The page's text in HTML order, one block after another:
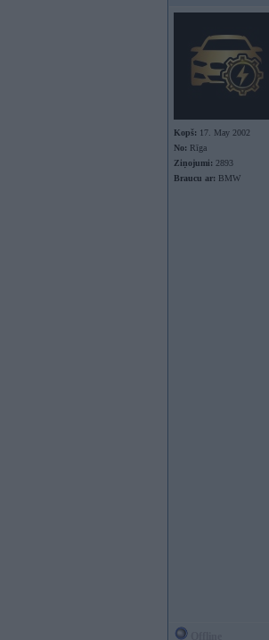
Kopš: 17. May 2002
No: Rīga
Ziņojumi: 2893
Braucu ar: BMW